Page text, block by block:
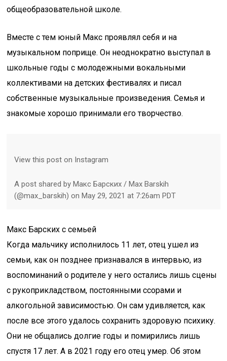
общеобразовательной школе.
Вместе с тем юный Макс проявлял себя и на
музыкальном поприще. Он неоднократно выступал в
школьные годы с молодежными вокальными
коллективами на детских фестивалях и писал
собственные музыкальные произведения. Семья и
знакомые хорошо принимали его творчество.
View this post on Instagram
A post shared by Макс Барских / Max Barskih
(@max_barskih) on May 29, 2021 at 7:26am PDT
Макс Барских с семьей
Когда мальчику исполнилось 11 лет, отец ушел из
семьи, как он позднее признавался в интервью, из
воспоминаний о родителе у него остались лишь сцены
с рукоприкладством, постоянными ссорами и
алкогольной зависимостью. Он сам удивляется, как
после все этого удалось сохранить здоровую психику.
Они не общались долгие годы и помирились лишь
спустя 17 лет. А в 2021 году его отец умер. Об этом